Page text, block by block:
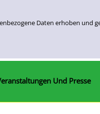
Daten erhoben und
Und Presse